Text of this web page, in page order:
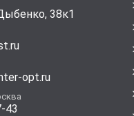
38к1
opt.ru
43